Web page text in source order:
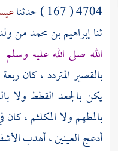
4704 ( 167 ) حدثنا
ثناإبراهيم بن محمد من
الله صلى الله عليه وسلم
بالقصير المتردد ، كان
يكن بالجعد القطط ولا
بالمطهم ولا المكلثم ،
أدعج العينين ، أهدب